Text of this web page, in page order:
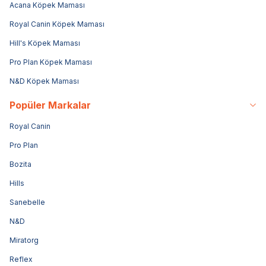
Acana Köpek Maması
Royal Canin Köpek Maması
Hill's Köpek Maması
Pro Plan Köpek Maması
N&D Köpek Maması
Popüler Markalar
Royal Canin
Pro Plan
Bozita
Hills
Sanebelle
N&D
Miratorg
Reflex